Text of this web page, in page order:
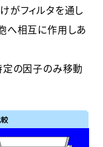
がフィルタを通し
へ相互に作用しあ
定の因子のみ移動